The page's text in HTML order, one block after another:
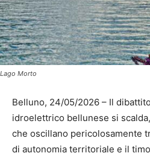
Lago Morto
Belluno, 24/05/2026 – Il
idroelettrico bellunese si
che oscillano pericolosamente
di autonomia territoriale e il